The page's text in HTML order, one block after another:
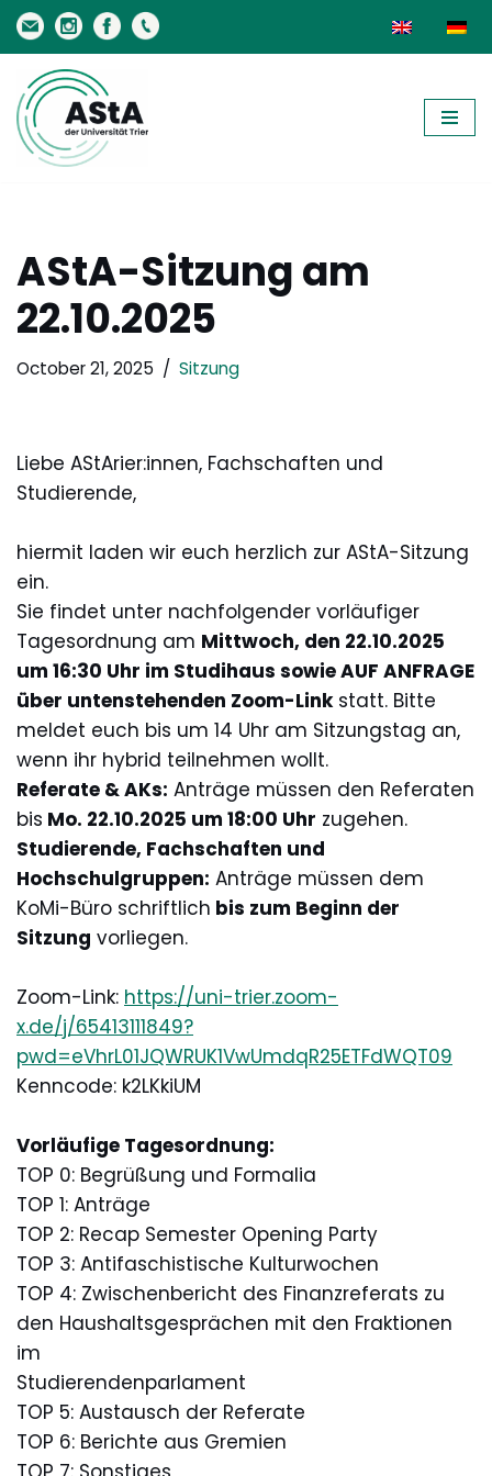
Skip
to
content
AStA-Sitzung am
22.10.2025
October 21, 2025 Sitzung
Liebe AStArier:innen, Fachschaften und
Studierende,
hiermit laden wir euch herzlich zur AStA-Sitzung
ein.
Sie findet unter nachfolgender vorläufiger
Tagesordnung am Mittwoch, den 22.10.2025
um 16:30 Uhr im Studihaus sowie AUF ANFRAGE
über untenstehenden Zoom-Linkstatt. Bitte
meldet euch bis um 14 Uhr am Sitzungstag an,
wenn ihr hybrid teilnehmen wollt.
Referate & AKs: Anträge müssen den Referaten
bis Mo. 22.10.2025 um 18:00 Uhr zugehen.
Studierende, Fachschaften und
Hochschulgruppen: Anträge müssen dem
KoMi-Büro schriftlich bis zum Beginn der
Sitzung vorliegen.
Zoom-Link: https://uni-trier.zoom-
x.de/j/65413111849?
pwd=eVhrL01JQWRUK1VwUmdqR25ETFdWQT09
Kenncode: k2LKkiUM
Vorläufige Tagesordnung:
TOP 0: Begrüßung und Formalia
TOP 1: Anträge
TOP 2: Recap Semester Opening Party
TOP 3: Antifaschistische Kulturwochen
TOP 4: Zwischenbericht des Finanzreferats zu
den Haushaltsgesprächen mit den Fraktionen
im
Studierendenparlament
TOP 5: Austausch der Referate
TOP 6: Berichte aus Gremien